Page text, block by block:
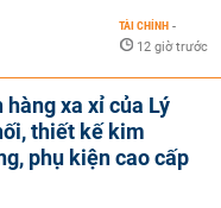
TÀI CHÍNH -
12 giờ trước
hàng xa xỉ của Lý
thiết kế kim
phụ kiện cao cấp